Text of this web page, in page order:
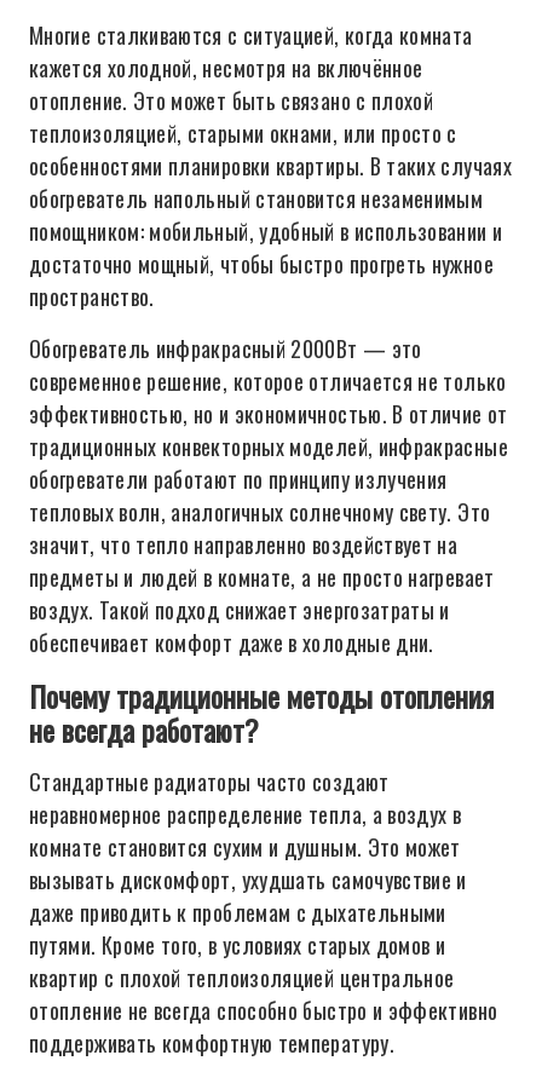
Многие сталкиваются с ситуацией, когда комната
кажется холодной, несмотря на включённое
отопление. Это может быть связано с плохой
теплоизоляцией, старыми окнами, или просто с
особенностями планировки квартиры. В таких случаях
обогреватель напольный становится незаменимым
помощником: мобильный, удобный в использовании и
достаточно мощный, чтобы быстро прогреть нужное
пространство.
Обогреватель инфракрасный 2000Вт — это
современное решение, которое отличается не только
эффективностью, но и экономичностью. В отличие от
традиционных конвекторных моделей, инфракрасные
обогреватели работают по принципу излучения
тепловых волн, аналогичных солнечному свету. Это
значит, что тепло направленно воздействует на
предметы и людей в комнате, а не просто нагревает
воздух. Такой подход снижает энергозатраты и
обеспечивает комфорт даже в холодные дни.
Почему традиционные методы отопления
не всегда работают?
Стандартные радиаторы часто создают
неравномерное распределение тепла, а воздух в
комнате становится сухим и душным. Это может
вызывать дискомфорт, ухудшать самочувствие и
даже приводить к проблемам с дыхательными
путями. Кроме того, в условиях старых домов и
квартир с плохой теплоизоляцией центральное
отопление не всегда способно быстро и эффективно
поддерживать комфортную температуру.